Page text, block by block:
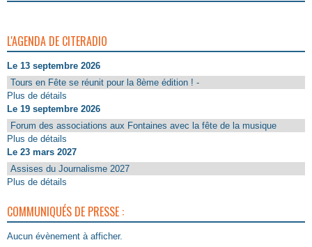
L'AGENDA DE CITERADIO
Le 13 septembre 2026
Tours en Fête se réunit pour la 8ème édition ! -
Plus de détails
Le 19 septembre 2026
Forum des associations aux Fontaines avec la fête de la musique
Plus de détails
Le 23 mars 2027
Assises du Journalisme 2027
Plus de détails
COMMUNIQUÉS DE PRESSE :
Aucun évènement à afficher.